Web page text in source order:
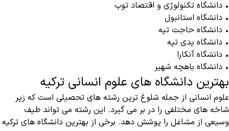
• دانشگاه تکنولوژی و اقتصاد توب
• دانشگاه استانبول
• دانشگاه حاجت تپه
• دانشگاه یدی تپه
• دانشگاه آنکارا
• دانشگاه باهچه شهیر
بهترین دانشگاه های علوم انسانی ترکیه
علوم انسانی از جمله شلوغ ترین رشته های تحصیلی است که زیر
شاخه های مختلفی را در بر می گیرد. این رشته می تواند طیف
وسیعی از مشاغل را پوشش دهد. برخی از بهترین دانشگاه های ترکیه